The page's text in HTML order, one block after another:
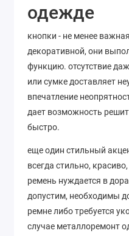
одежде
кнопки - не менее
декоративной, они
функцию. отсутствие
или сумке доставляет
впечатление
дает возможность
быстро.
еще один стильный
всегда стильно,
ремень нуждается в
допустим, необходимы
ремне либо требуется
случае металлоремонт